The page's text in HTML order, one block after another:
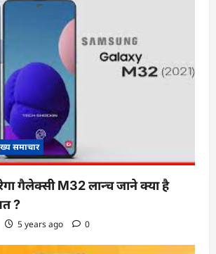
समाचार
गैलेक्सी M32 लान्च जाने क्या है
?
5 years ago 0